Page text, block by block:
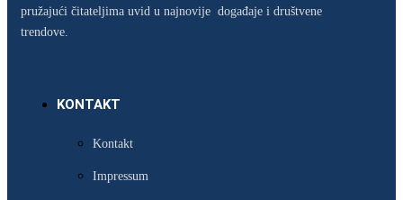
pružajući čitateljima uvid u najnovije događaje i društvene
trendove.
KONTAKT
Kontakt
Impressum